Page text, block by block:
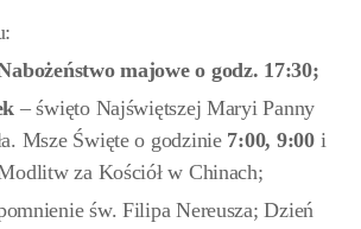
majowe o godz. 17:30;
– święto Najświętszej Maryi Panny
Msze Święte o godzinie 7:00, 9:00i
za Kościół w Chinach;
św. Filipa Nereusza; Dzień